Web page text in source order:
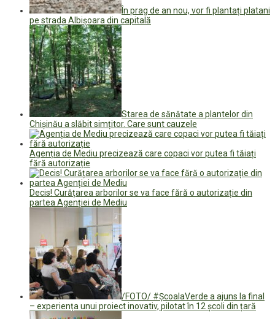
În prag de an nou, vor fi plantați platani
pe strada Albișoara din capitală
Starea de sănătate a plantelor din
Chișinău a slăbit simțitor. Care sunt cauzele
Agenția de Mediu precizează care copaci vor putea fi tăiați
fără autorizație
Decis! Curățarea arborilor se va face fără o autorizație din
partea Agenției de Mediu
/FOTO/ #ȘcoalaVerde a ajuns la final
– experiența unui proiect inovativ, pilotat în 12 școli din țară